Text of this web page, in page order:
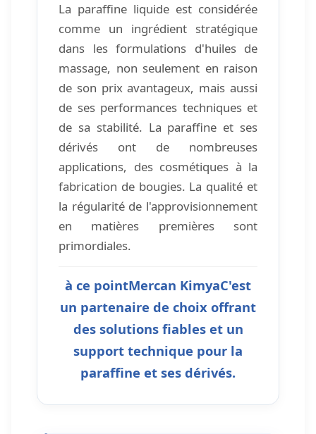
La paraffine liquide est considérée
comme un ingrédient stratégique
dans les formulations d'huiles de
massage, non seulement en raison
de son prix avantageux, mais aussi
de ses performances techniques et
de sa stabilité. La paraffine et ses
dérivés ont de nombreuses
applications, des cosmétiques à la
fabrication de bougies. La qualité et
la régularité de l'approvisionnement
en matières premières sont
primordiales.
à ce pointMercan KimyaC'est
un partenaire de choix offrant
des solutions fiables et un
support technique pour la
paraffine et ses dérivés.